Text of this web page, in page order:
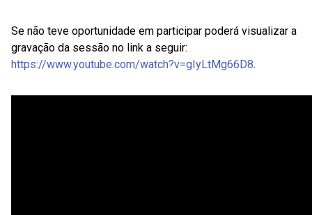
Se não teve oportunidade em participar poderá visualizar a
gravação da sessão no link a seguir:
https://www.youtube.com/watch?v=gIyLtMg66D8.